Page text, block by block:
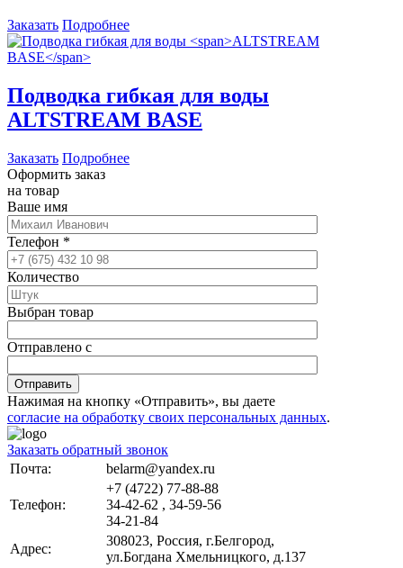
Заказать Подробнее
Подводка гибкая для воды
ALTSTREAM BASE
Заказать Подробнее
Оформить заказ
на товар
Ваше имя
Телефон *
Количество
Выбран товар
Отправлено с
Отправить
Нажимая на кнопку «Отправить», вы даете
согласие на обработку своих персональных данных.
Заказать обратный звонок
Почта:
belarm@yandex.ru
Телефон:
+7 (4722) 77-88-88
34-42-62 , 34-59-56
34-21-84
Адрес:
308023, Россия, г.Белгород,
ул.Богдана Хмельницкого, д.137